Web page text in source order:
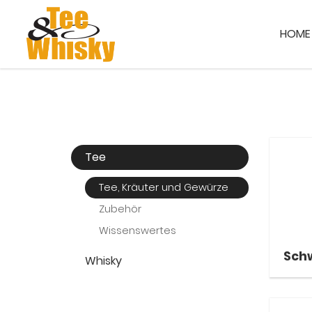
HOME
Tee
Tee, Kräuter und Gewürze
Zubehör
Wissenswertes
Whisky